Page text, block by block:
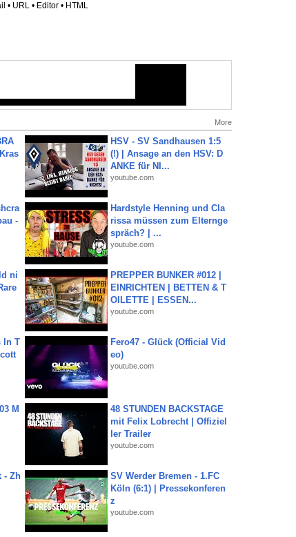
• URL • Editor • HTML
More
HSV - SV Sandhausen 1:5
(!) | Ansage an den HSV: D
ANKE für NI...
youtube.com
-
Hardstyle Henning und Cla
rissa müssen zum Elternge
spräch? | ...
youtube.com
ni
PREPPER BUNKER #012 |
EINRICHTEN | BETTEN & T
OILETTE | ESSEN...
youtube.com
In T
Fero47 - Glück (Official Vid
eo)
youtube.com
M
48 STUNDEN BACKSTAGE
mit Felix Lobrecht | Offiziel
ler Trailer
youtube.com
- Zh
SV Werder Bremen - 1.FC
Köln (6:1) | Pressekonferen
z
youtube.com